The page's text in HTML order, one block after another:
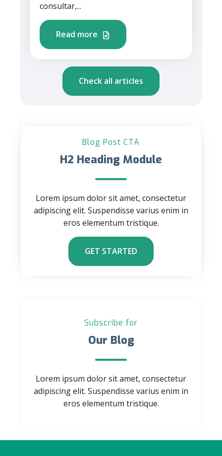
consultar,...
Read more
Check all articles
Blog Post CTA
H2 Heading Module
Lorem ipsum dolor sit amet, consectetur
adipiscing elit. Suspendisse varius enim in
eros elementum tristique.
GET STARTED
Subscribe for
Our Blog
Lorem ipsum dolor sit amet, consectetur
adipiscing elit. Suspendisse varius enim in
eros elementum tristique.